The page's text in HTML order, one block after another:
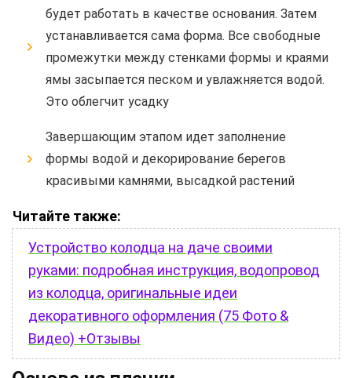
будет работать в качестве основания. Затем
устанавливается сама форма. Все свободные
промежутки между стенками формы и краями
ямы засыпается песком и увлажняется водой.
Это облегчит усадку
Завершающим этапом идет заполнение
формы водой и декорирование берегов
красивыми камнями, высадкой растений
Читайте также:
Устройство колодца на даче своими
руками: подробная инструкция, водопровод
из колодца, оригинальные идеи
декоративного оформления (75 Фото &
Видео) +Отзывы